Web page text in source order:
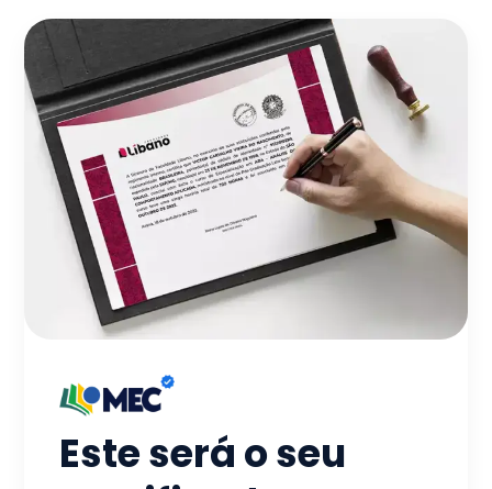
Este será o seu